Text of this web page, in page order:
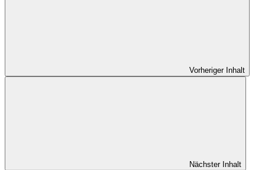
Vorheriger Inhalt
Nächster Inhalt